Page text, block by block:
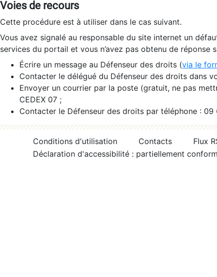
Voies de recours
Cette procédure est à utiliser dans le cas suivant.
Vous avez signalé au responsable du site internet un
services du portail et vous n’avez pas obtenu de réponse
Écrire un message au Défenseur des droits (via le
Contacter le délégué du Défenseur des droits dans
Envoyer un courrier par la poste (gratuit, ne pas
CEDEX 07 ;
Contacter le Défenseur des droits par téléphone :
Conditions d'utilisation Contacts
Flux
Déclaration d'accessibilité : partiellement